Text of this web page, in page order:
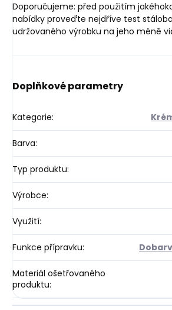
Doporučujeme: před použitím
nabídky proveďte nejdříve test
udržovaného výrobku na jeho méně
Doplňkové parametry
Kategorie:
Barva:
Typ produktu:
Výrobce:
Využití:
Funkce přípravku:
Materiál ošetřovaného
produktu: